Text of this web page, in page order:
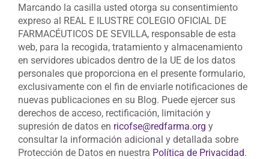
Marcando la casilla usted otorga su consentimiento
expreso al REAL E ILUSTRE COLEGIO OFICIAL DE
FARMACÉUTICOS DE SEVILLA, responsable de esta
web, para la recogida, tratamiento y almacenamiento
en servidores ubicados dentro de la UE de los datos
personales que proporciona en el presente formulario,
exclusivamente con el fin de enviarle notificaciones de
nuevas publicaciones en su Blog. Puede ejercer sus
derechos de acceso, rectificación, limitación y
supresión de datos en ricofse@redfarma.org y
consultar la información adicional y detallada sobre
Protección de Datos en nuestra Política de Privacidad.